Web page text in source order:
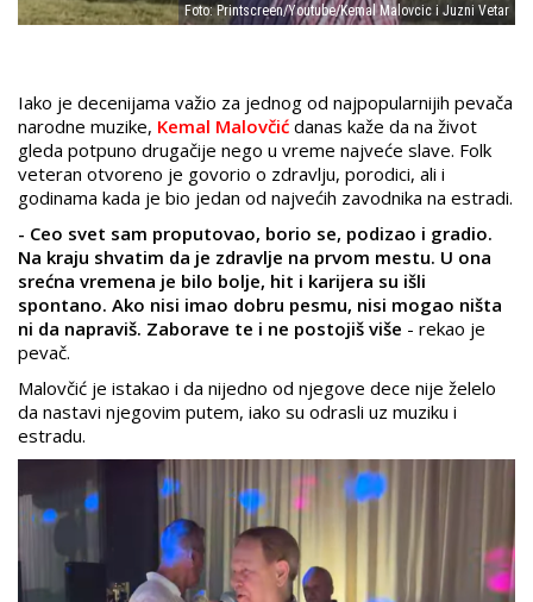
Foto: Printscreen/Youtube/Kemal Malovcic i Juzni Vetar
Iako je decenijama važio za jednog od najpopularnijih pevača
narodne muzike, Kemal Malovčić danas kaže da na život
gleda potpuno drugačije nego u vreme najveće slave. Folk
veteran otvoreno je govorio o zdravlju, porodici, ali i
godinama kada je bio jedan od najvećih zavodnika na estradi.
- Ceo svet sam proputovao, borio se, podizao i gradio.
Na kraju shvatim da je zdravlje na prvom mestu. U ona
srećna vremena je bilo bolje, hit i karijera su išli
spontano. Ako nisi imao dobru pesmu, nisi mogao ništa
ni da napraviš. Zaborave te i ne postojiš više - rekao je
pevač.
Malovčić je istakao i da nijedno od njegove dece nije želelo
da nastavi njegovim putem, iako su odrasli uz muziku i
estradu.